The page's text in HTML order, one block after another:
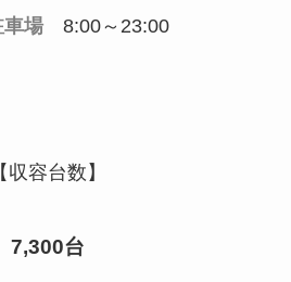
車場 8:00～23:00
【収容台数】
7,300台